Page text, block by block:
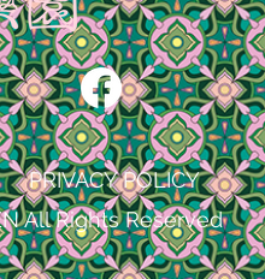
場合がございますの
PRIVACY POLICY
All Rights Reserved